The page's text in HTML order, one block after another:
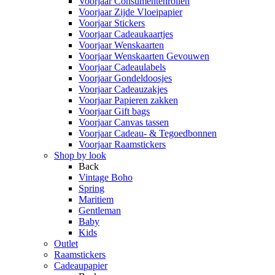
Voorjaar Zijde Vloeipapier
Voorjaar Stickers
Voorjaar Cadeaukaartjes
Voorjaar Wenskaarten
Voorjaar Wenskaarten Gevouwen
Voorjaar Cadeaulabels
Voorjaar Gondeldoosjes
Voorjaar Cadeauzakjes
Voorjaar Papieren zakken
Voorjaar Gift bags
Voorjaar Canvas tassen
Voorjaar Cadeau- & Tegoedbonnen
Voorjaar Raamstickers
Shop by look
Back
Vintage Boho
Spring
Maritiem
Gentleman
Baby
Kids
Outlet
Raamstickers
Cadeaupapier